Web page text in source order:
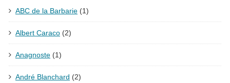
ABC de la Barbarie (1)
Albert Caraco (2)
Anagnoste (1)
André Blanchard (2)